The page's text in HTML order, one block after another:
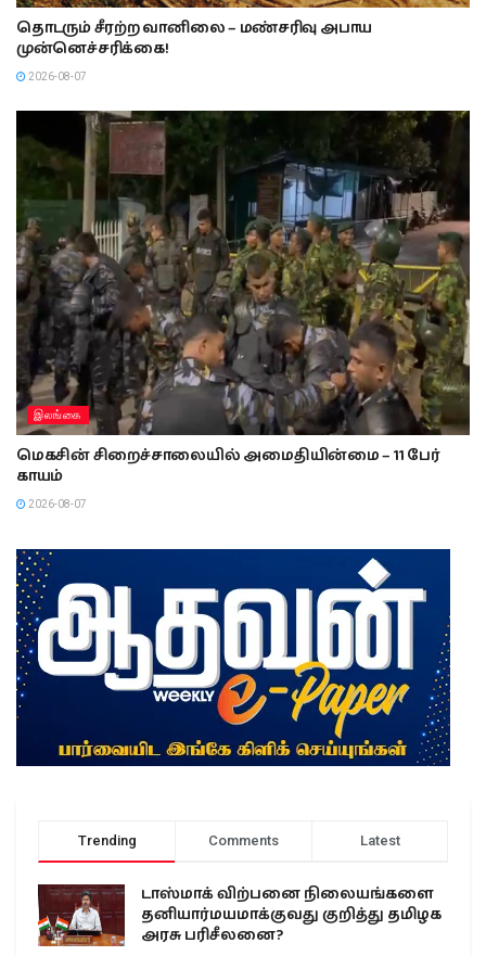
தொடரும் சீரற்ற வானிலை – மண்சரிவு அபாய
முன்னெச்சரிக்கை!
2026-08-07
இலங்கை
மெகசின் சிறைச்சாலையில் அமைதியின்மை – 11 பேர்
காயம்
2026-08-07
Trending Comments Latest
டாஸ்மாக் விற்பனை நிலையங்களை
தனியார்மயமாக்குவது குறித்து தமிழக
அரசு பரிசீலனை?